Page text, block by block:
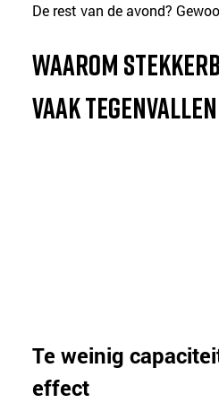
De rest van de avond?
Waarom
vaak tegenvallen
Te weinig
effect